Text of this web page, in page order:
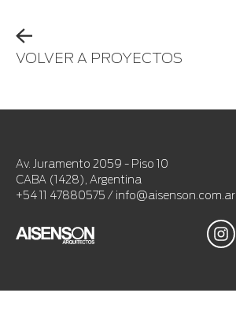
VOLVER A PROYECTOS
Av. Juramento 2059 - Piso 10
CABA (1428), Argentina
+54 11 47880575 / info@aisenson.com.ar